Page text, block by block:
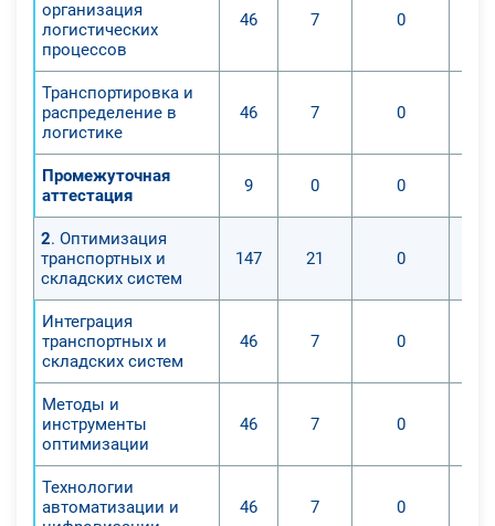
организация
логистических
процессов
46 7 0
Транспортировка и
распределение в
логистике
46 7 0
Промежуточная
аттестация
9 0 0
2. Оптимизация
транспортных и
складских систем
147 21 0
Интеграция
транспортных и
складских систем
46 7 0
Методы и
инструменты
оптимизации
46 7 0
Технологии
автоматизации и
46 7 0